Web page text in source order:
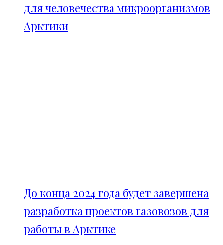
для человечества микроорганизмов
Арктики
До конца 2024 года будет завершена
разработка проектов газовозов для
работы в Арктике